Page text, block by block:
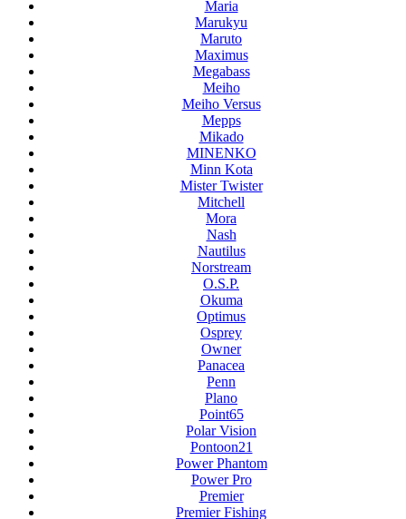
Maria
Marukyu
Maruto
Maximus
Megabass
Meiho
Meiho Versus
Mepps
Mikado
MINENKO
Minn Kota
Mister Twister
Mitchell
Mora
Nash
Nautilus
Norstream
O.S.P.
Okuma
Optimus
Osprey
Owner
Panacea
Penn
Plano
Point65
Polar Vision
Pontoon21
Power Phantom
Power Pro
Premier
Premier Fishing